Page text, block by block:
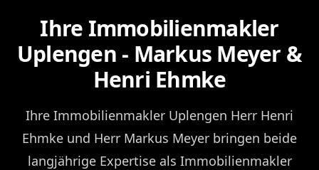
Ihre Immobilienmakler
Uplengen - Markus Meyer &
Henri Ehmke
Ihre Immobilienmakler Uplengen Herr Henri
Ehmke und Herr Markus Meyer bringen beide
langjährige Expertise als Immobilienmakler